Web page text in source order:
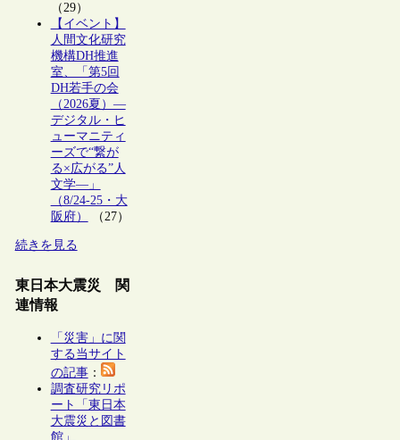
（29）
【イベント】
人間文化研究
機構DH推進
室、「第5回
DH若手の会
（2026夏）―
デジタル・ヒ
ューマニティ
ーズで“繋が
る×広がる”人
文学―」
（8/24-25・大
阪府）
（27）
続きを見る
東日本大震災 関
連情報
「災害」に関
する当サイト
の記事：
調査研究リポ
ート「東日本
大震災と図書
館」